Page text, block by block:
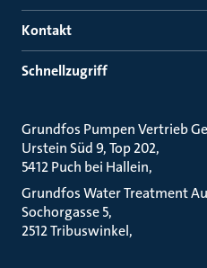
Kontakt
Schnellzugriff
Grundfos Pumpen Vertrieb
Urstein Süd 9, Top 202
5412 Puch bei Hallein
Grundfos Water Treatment
Sochorgasse 5
2512 Tribuswinkel